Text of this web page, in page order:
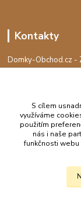
Kontakty
Domky-Obchod.cz -
+420 730 501
info@domky-
S cílem
využíváme
použitím
nás i naše
funkčnosti